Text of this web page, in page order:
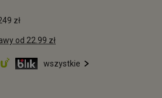
zł
od 22.99 zł
wszystkie